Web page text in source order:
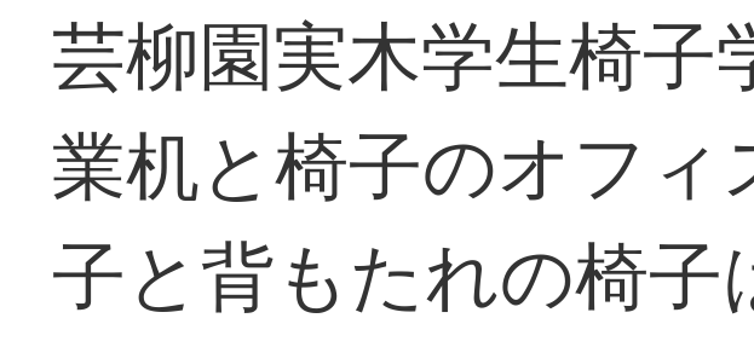
芸柳園実木学生椅子
業机と椅子のオフ
子と背もたれの椅子